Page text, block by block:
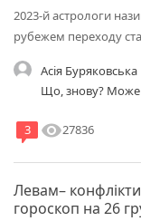
2023-й астрологи
рубежем переходу
Асія Буряковська
Що, знову? Може
3 visibility27836
Левам–
гороскоп на 26